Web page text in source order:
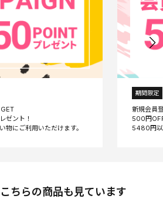
ゼント！
期間限定
新規会員
500円
ちらの商品も見ています